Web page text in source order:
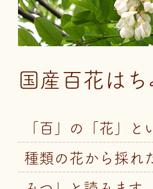
国産百花はち
「百」の「花」
種類の花から採れ